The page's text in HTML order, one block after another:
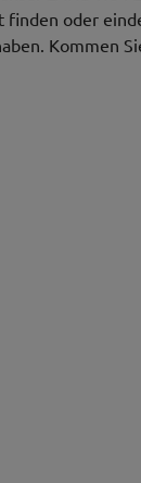
finden oder
Kommen